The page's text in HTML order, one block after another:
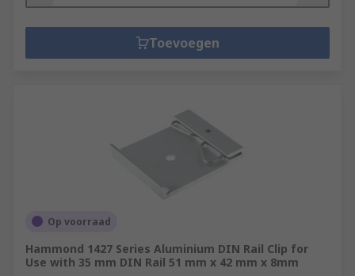
Toevoegen
Op voorraad
Hammond 1427 Series Aluminium DIN Rail Clip for
Use with 35 mm DIN Rail 51 mm x 42 mm x 8mm